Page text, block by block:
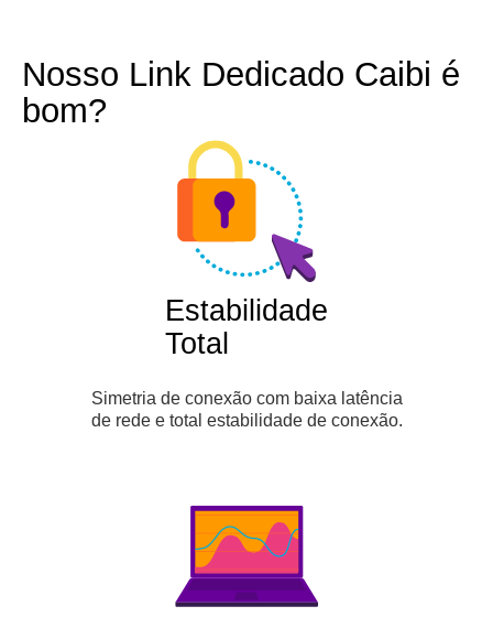
Nosso Link Dedicado Caibi é
bom?
Estabilidade
Total
Simetria de conexão com baixa latência
de rede e total estabilidade de conexão.